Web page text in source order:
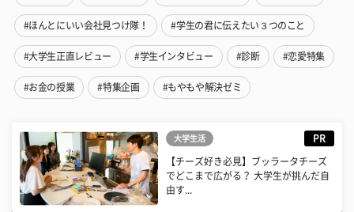
#ほんとにいい会社見つけ隊！ #学生の君に伝えたい３つのこと
#大学生正直レビュー #学生インタビュー #診断 #恋愛特集
#お金の授業 #特集企画 #もやもや解決ゼミ
大学生活 PR
【チーズ好き必見】ブッラータチーズ
でどこまで広がる？ 大学生が挑んだ自
由す...